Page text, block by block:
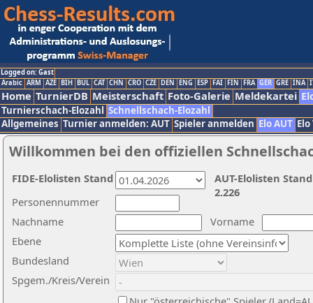
Logged on: Gast
Arabic ARM AZE BIH BUL CAT CHN CRO CZE DEN ENG ESP FAI FIN FRA GER GRE INA
Home TurnierDB Meisterschaft Foto-Galerie Meldekartei
Turnierschach-Elozahl Schnellschach-Elozahl
Allgemeines Turnier anmelden: AUT Spieler anmelden Elo AUT
Willkommen bei den offiziellen
Nachname
Vorname
Ebene
Personennummer
Bundesland
Spgem./Kreis/Verein
AUT-Elolisten
2.226
FIDE-Elolisten Stand